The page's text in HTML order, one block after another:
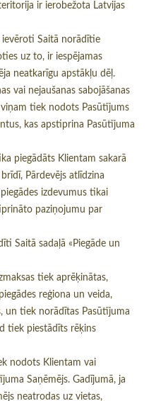
ir ierobežota Latvijas
ievēroti Saitā norādītie
uz to, ir iespējamas
neatkarīgu apstākļu dēļ.
vai nejaušanas sabojāšanas
tiek nodots Pasūtījums
kas apstiprina Pasūtījuma
piegādāts Klientam sakarā
Pārdevējs atlīdzina
izdevumus tikai
paziņojumu par
Saitā sadaļā «Piegāde un
tiek aprēķinātas,
reģiona un veida,
un tiek norādītas Pasūtījuma
tiek piestādīts rēķins
nodots Klientam vai
Saņēmējs. Gadījumā, ja
neatrodas uz vietas,